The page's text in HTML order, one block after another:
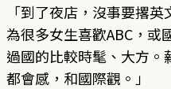
「到了夜店，沒事要撂
為很多女生喜歡ABC，或
過國的比較時髦、大方
都會感，和國際觀。」